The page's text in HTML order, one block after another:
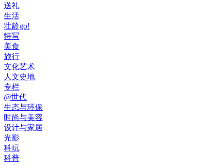
送礼
生活
壮龄go!
特写
美食
旅行
文化艺术
人文史地
专栏
@世代
生态与环保
时尚与美容
设计与家居
光影
科玩
科普